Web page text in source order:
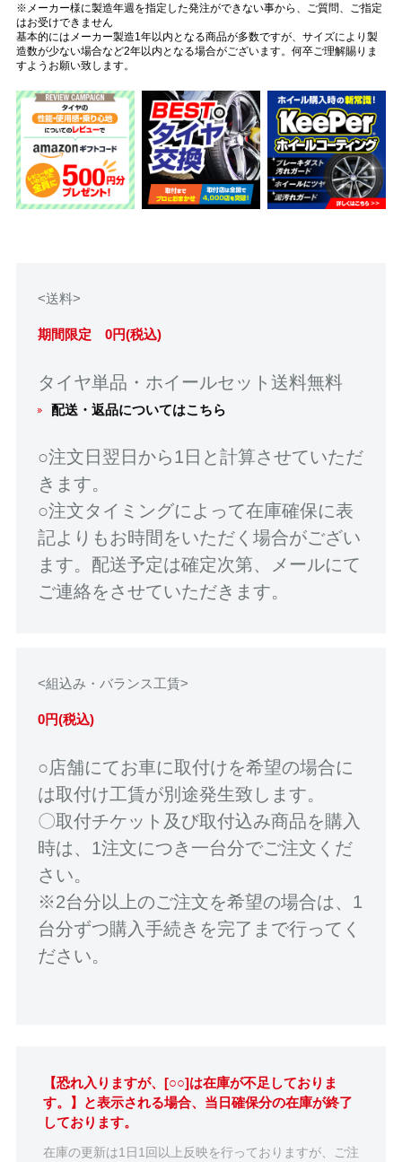
※メーカー様に製造年週を指定した発注ができない事から、ご質問、ご指定
はお受けできません
基本的にはメーカー製造1年以内となる商品が多数ですが、サイズにより製
造数が少ない場合など2年以内となる場合がございます。何卒ご理解賜りま
すようお願い致します。
<送料>
期間限定 0円(税込)
タイヤ単品・ホイールセット送料無料
配送・返品についてはこちら
○注文日翌日から1日と計算させていただ
きます。
○注文タイミングによって在庫確保に表
記よりもお時間をいただく場合がござい
ます。配送予定は確定次第、メールにて
ご連絡をさせていただきます。
<組込み・バランス工賃>
0円(税込)
○店舗にてお車に取付けを希望の場合に
は取付け工賃が別途発生致します。
〇取付チケット及び取付込み商品を購入
時は、1注文につき一台分でご注文くだ
さい。
※2台分以上のご注文を希望の場合は、1
台分ずつ購入手続きを完了まで行ってく
ださい。
【恐れ入りますが、[○○]は在庫が不足しておりま
す。】と表示される場合、当日確保分の在庫が終了
しております。
在庫の更新は1日1回以上反映を行っておりますが、ご注